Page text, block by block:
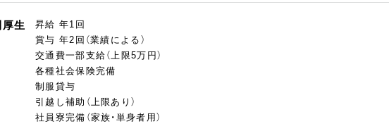
厚生
昇給 年1回
賞与 年2回（業績による）
交通費一部支給（上限5万円）
各種社会保険完備
制服貸与
引越し補助（上限あり）
社員寮完備（家族・単身者用）